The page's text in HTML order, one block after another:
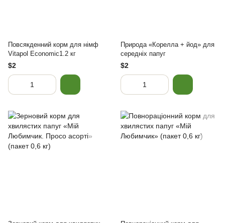
Повсякденний корм для німф
Vitapol Economic1.2 кг
$2
Природа «Корелла + йод» для
середніх папуг
$2